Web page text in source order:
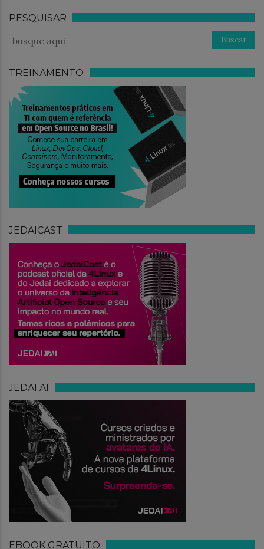
PESQUISAR
TREINAMENTO
JEDAICAST
JEDAI.AI
EBOOK GRATUITO